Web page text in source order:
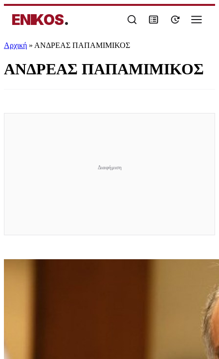
ENIKOS.
Αρχική » ΑΝΔΡΕΑΣ ΠΑΠΑΜΙΜΙΚΟΣ
ΑΝΔΡΕΑΣ ΠΑΠΑΜΙΜΙΚΟΣ